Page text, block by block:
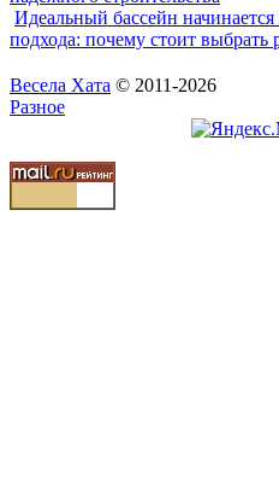
Идеальный бассейн
подхода: почему стоит выбрать
Весела Хата © 2011-2026
Разное